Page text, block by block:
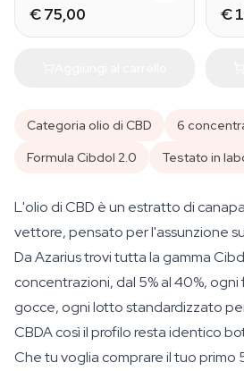
€ 75,00 €
Categoria olio di CBD
6
Formula Cibdol 2.0
Testato in
L'olio di CBD è un estratto di
vettore, pensato per l'assunzione
Da Azarius trovi tutta la gamma
concentrazioni, dal 5% al 40%,
gocce, ogni lotto standardizzato
CBDA così il profilo resta identico
Che tu voglia comprare il tuo primo